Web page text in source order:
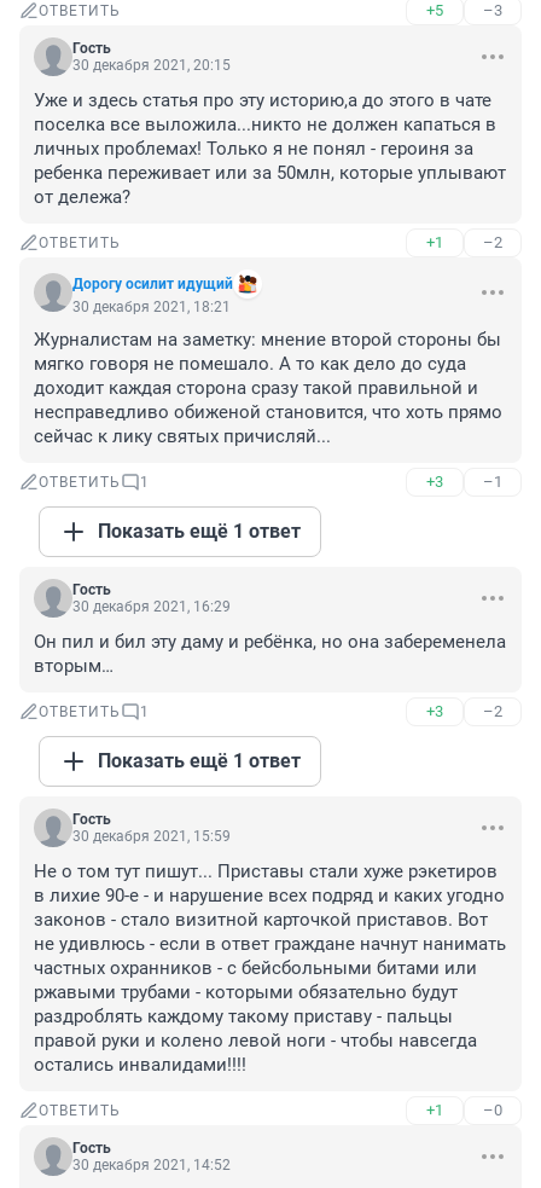
ОТВЕТИТЬ +5 –3
Гость
30 декабря 2021, 20:15
Уже и здесь статья про эту историю,а до этого в чате
поселка все выложила...никто не должен капаться в
личных проблемах! Только я не понял - героиня за
ребенка переживает или за 50млн, которые уплывают
от дележа?
ОТВЕТИТЬ +1 –2
Дорогу осилит идущий
30 декабря 2021, 18:21
Журналистам на заметку: мнение второй стороны бы
мягко говоря не помешало. А то как дело до суда
доходит каждая сторона сразу такой правильной и
несправедливо обиженой становится, что хоть прямо
сейчас к лику святых причисляй...
ОТВЕТИТЬ 1 +3 –1
Показать ещё 1 ответ
Гость
30 декабря 2021, 16:29
Он пил и бил эту даму и ребёнка, но она забеременела
вторым…
ОТВЕТИТЬ 1 +3 –2
Показать ещё 1 ответ
Гость
30 декабря 2021, 15:59
Не о том тут пишут... Приставы стали хуже рэкетиров
в лихие 90-е - и нарушение всех подряд и каких угодно
законов - стало визитной карточкой приставов. Вот
не удивлюсь - если в ответ граждане начнут нанимать
частных охранников - с бейсбольными битами или
ржавыми трубами - которыми обязательно будут
раздроблять каждому такому приставу - пальцы
правой руки и колено левой ноги - чтобы навсегда
остались инвалидами!!!!
ОТВЕТИТЬ +1 –0
Гость
30 декабря 2021, 14:52